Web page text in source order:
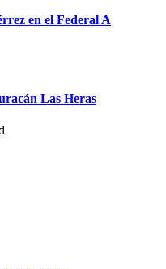
en el Federal A
Las Heras